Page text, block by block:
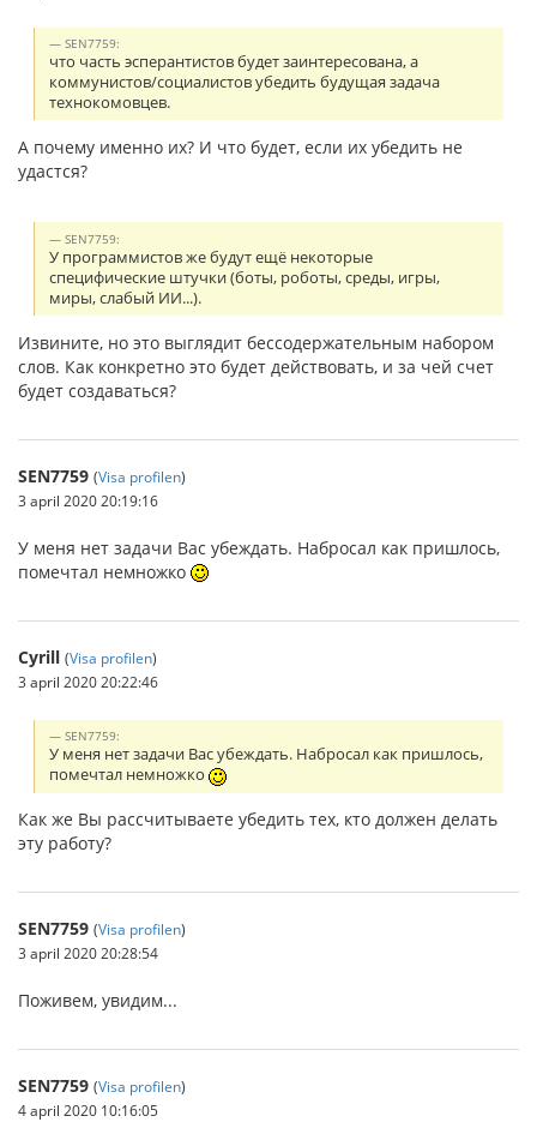
SEN7759:
что часть эсперантистов будет заинтересована, а
коммунистов/социалистов убедить будущая задача
технокомовцев.
А почему именно их? И что будет, если их убедить не
удастся?
SEN7759:
У программистов же будут ещё некоторые
специфические штучки (боты, роботы, среды, игры,
миры, слабый ИИ...).
Извините, но это выглядит бессодержательным набором
слов. Как конкретно это будет действовать, и за чей счет
будет создаваться?
SEN7759 (Visa profilen)
3 april 2020 20:19:16
У меня нет задачи Вас убеждать. Набросал как пришлось,
помечтал немножко
Cyrill (Visa profilen)
3 april 2020 20:22:46
SEN7759:
У меня нет задачи Вас убеждать. Набросал как пришлось,
помечтал немножко
Как же Вы рассчитываете убедить тех, кто должен делать
эту работу?
SEN7759 (Visa profilen)
3 april 2020 20:28:54
Поживем, увидим...
SEN7759 (Visa profilen)
4 april 2020 10:16:05